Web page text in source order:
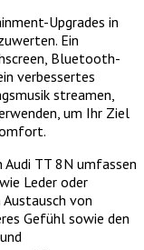
Upgrades in
Ein
Bluetooth-
verbessertes
streamen,
um Ihr Ziel
TT 8N umfassen
Leder oder
von
Gefühl sowie den